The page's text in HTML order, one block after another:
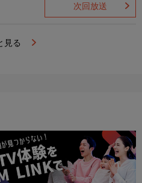
次回放送
見る